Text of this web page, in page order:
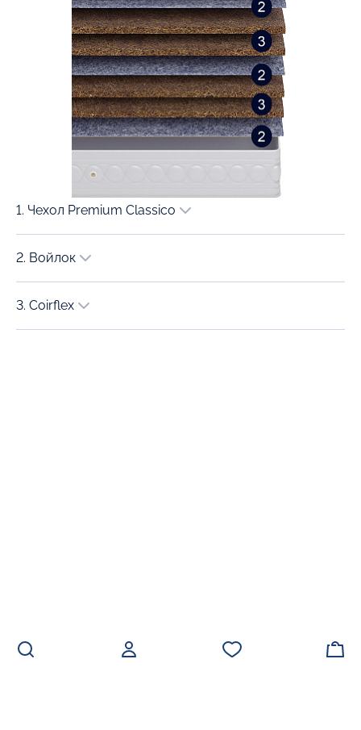
1. Чехол Premium Classico
2. Войлок
3. Coirflex